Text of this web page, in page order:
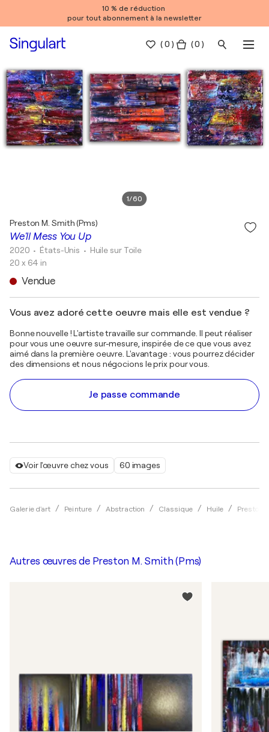
10 % de réduction
pour tout abonnement à la newsletter
(0 ) ( 0 )
1/60
Voir l'œuvre chez vous 60 images
Galerie d'art Peinture Abstraction Classique Huile Preston
We'll Mess You Up
Preston M. Smith (Pms)
2020 • États-Unis • Huile sur Toile
20 x 64 in
Vendue
Vous avez adoré cette oeuvre mais elle est vendue ?
Bonne nouvelle ! L'artiste travaille sur commande. Il peut réaliser
pour vous une oeuvre sur-mesure, inspirée de ce que vous avez
aimé dans la première oeuvre. L'avantage : vous pourrez décider
des dimensions et nous négocions le prix pour vous.
Je passe commande
Autres œuvres de Preston M. Smith (Pms)